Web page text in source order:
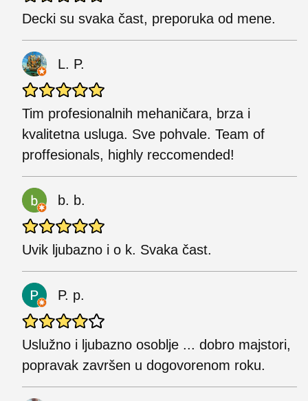
Decki su svaka čast, preporuka od mene.
L. P.
Tim profesionalnih mehaničara, brza i
kvalitetna usluga. Sve pohvale. Team of
proffesionals, highly reccomended!
b. b.
Uvik ljubazno i o k. Svaka čast.
P. p.
Uslužno i ljubazno osoblje ... dobro majstori,
popravak završen u dogovorenom roku.